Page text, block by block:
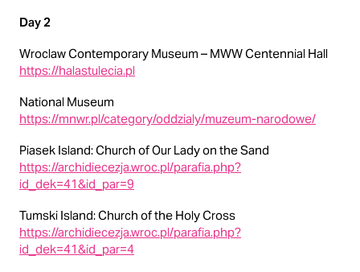
Day 2
Wroclaw Contemporary Museum – MWW Centennial Hall
https://halastulecia.pl
National Museum
https://mnwr.pl/category/oddzialy/muzeum-narodowe/
Piasek Island: Church of Our Lady on the Sand
https://archidiecezja.wroc.pl/parafia.php?
id_dek=41&id_par=9
Tumski Island: Church of the Holy Cross
https://archidiecezja.wroc.pl/parafia.php?
id_dek=41&id_par=4